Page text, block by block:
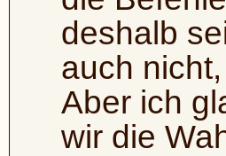
deshalb
auch
Aber ich
wir die